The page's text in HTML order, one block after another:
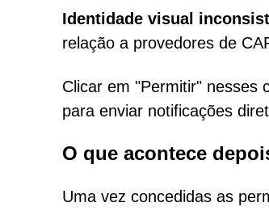
Identidade visual
relação a provedores de
Clicar em "Permitir" nesses
para enviar notificações
O que acontece
Uma vez concedidas as